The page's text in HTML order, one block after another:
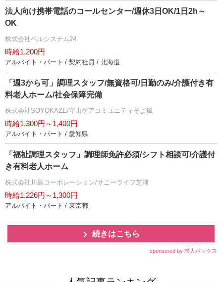
法人向け携帯電話のコールセンター/週休3日OK/1日2h～
OK
株式会社ベルシステム24
時給1,200円
アルバイト・パート / 契約社員 / 北海道
「週3から可」調理スタッフ/無資格可/日勤のみ/介護付き有
料老人ホーム/社会保障完備
株式会社SOYOKAZE/守山ケアコミュニティそよ風
時給1,300円～1,400円
アルバイト・パート / 愛知県
「福祉調理スタッフ」調理師免許必須/シフト相談可/介護付
き有料老人ホーム
株式会社川島コーポレーション/サニーライフ芝浦
時給1,226円～1,300円
アルバイト・パート / 東京都
続きはこちら
sponsored by 求人ボックス